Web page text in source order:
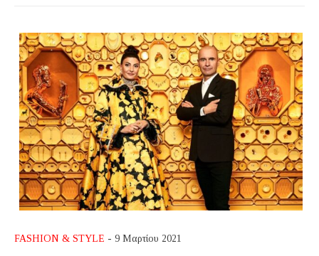
FASHION & STYLE - 9 Μαρτίου 2021